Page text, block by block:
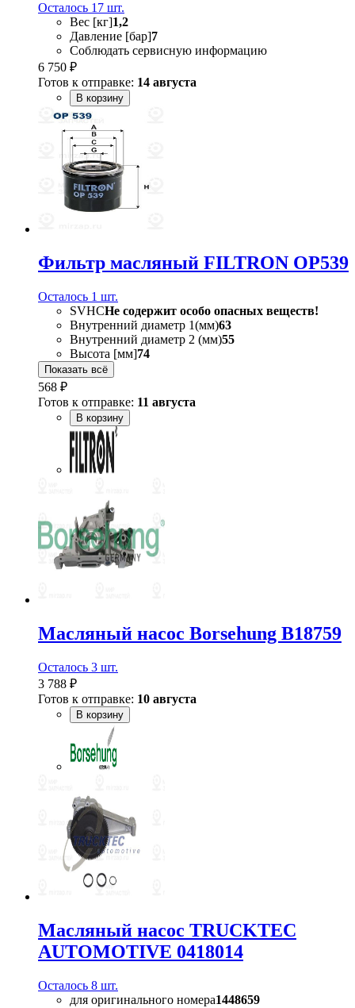
Осталось 17 шт.
Вес [кг]1,2
Давление [бар]7
Соблюдать сервисную информацию
6 750 ₽
Готов к отправке: 14 августа
В корзину
Фильтр масляный FILTRON OP539
Осталось 1 шт.
SVHCНе содержит особо опасных веществ!
Внутренний диаметр 1(мм)63
Внутренний диаметр 2 (мм)55
Высота [мм]74
Показать всё
568 ₽
Готов к отправке: 11 августа
В корзину
Масляный насос Borsehung B18759
Осталось 3 шт.
3 788 ₽
Готов к отправке: 10 августа
В корзину
Масляный насос TRUCKTEC
AUTOMOTIVE 0418014
Осталось 8 шт.
для оригинального номера1448659